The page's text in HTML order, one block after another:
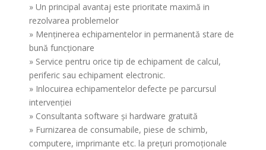
» Un principal avantaj este prioritate maximă in
rezolvarea problemelor
» Menţinerea echipamentelor in permanentă stare de
bună funcţionare
» Service pentru orice tip de echipament de calcul,
periferic sau echipament electronic.
» Inlocuirea echipamentelor defecte pe parcursul
intervenţiei
» Consultanta software şi hardware gratuită
» Furnizarea de consumabile, piese de schimb,
computere, imprimante etc. la preţuri promoţionale